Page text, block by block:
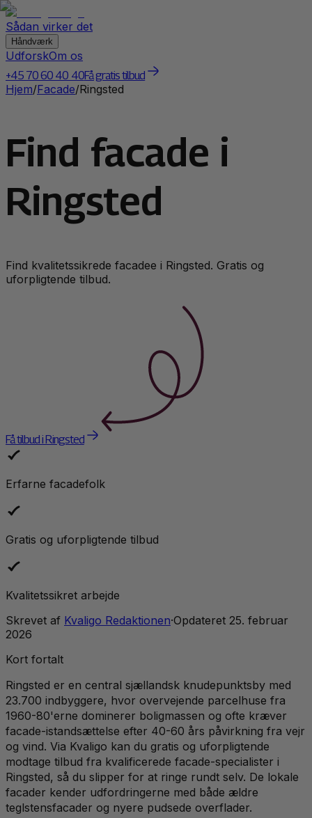
Sådan virker det
Håndværk
UdforskOm os
+45 70 60 40 40Få gratis tilbud
Hjem/Facade/Ringsted
Find facade i
Ringsted
Find kvalitetssikrede facadee i Ringsted. Gratis og
uforpligtende tilbud.
Få tilbud i Ringsted
Erfarne facadefolk
Gratis og uforpligtende tilbud
Kvalitetssikret arbejde
Skrevet af Kvaligo Redaktionen·Opdateret 25. februar
2026
Kort fortalt
Ringsted er en central sjællandsk knudepunktsby med
23.700 indbyggere, hvor overvejende parcelhuse fra
1960-80'erne dominerer boligmassen og ofte kræver
facade-istandsættelse efter 40-60 års påvirkning fra vejr
og vind. Via Kvaligo kan du gratis og uforpligtende
modtage tilbud fra kvalificerede facade-specialister i
Ringsted, så du slipper for at ringe rundt selv. De lokale
facader kender udfordringerne med både ældre
teglstensfacader og nyere pudsede overflader.